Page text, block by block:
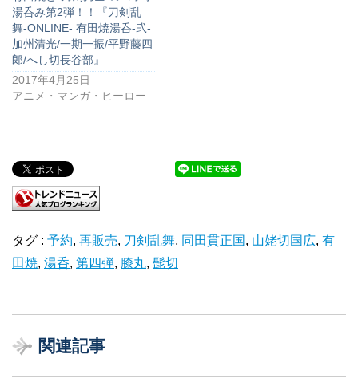
湯呑み第2弾！！『刀剣乱
舞-ONLINE- 有田焼湯呑-弐-
加州清光/一期一振/平野藤四
郎/へし切長谷部』
2017年4月25日
アニメ・マンガ・ヒーロー
タグ : 予約, 再販売, 刀剣乱舞, 同田貫正国, 山姥切国広, 有
田焼, 湯呑, 第四弾, 膝丸, 髭切
関連記事